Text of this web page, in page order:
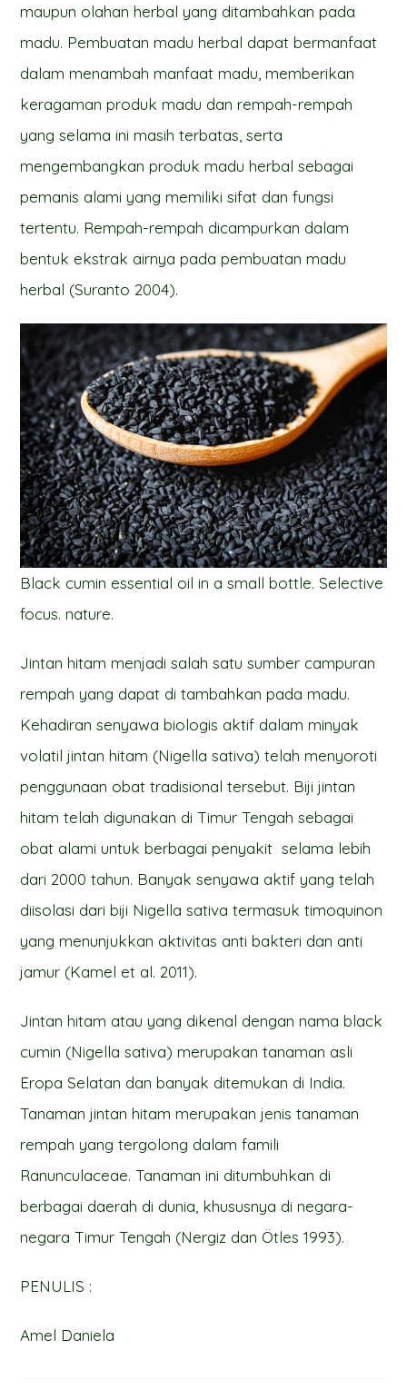
maupun olahan herbal yang ditambahkan pada
madu. Pembuatan madu herbal dapat bermanfaat
dalam menambah manfaat madu, memberikan
keragaman produk madu dan rempah-rempah
yang selama ini masih terbatas, serta
mengembangkan produk madu herbal sebagai
pemanis alami yang memiliki sifat dan fungsi
tertentu. Rempah-rempah dicampurkan dalam
bentuk ekstrak airnya pada pembuatan madu
herbal (Suranto 2004).
Black cumin essential oil in a small bottle. Selective
focus. nature.
Jintan hitam menjadi salah satu sumber campuran
rempah yang dapat di tambahkan pada madu.
Kehadiran senyawa biologis aktif dalam minyak
volatil jintan hitam (Nigella sativa) telah menyoroti
penggunaan obat tradisional tersebut. Biji jintan
hitam telah digunakan di Timur Tengah sebagai
obat alami untuk berbagai penyakit selama lebih
dari 2000 tahun. Banyak senyawa aktif yang telah
diisolasi dari biji Nigella sativa termasuk timoquinon
yang menunjukkan aktivitas anti bakteri dan anti
jamur (Kamel et al. 2011).
Jintan hitam atau yang dikenal dengan nama black
cumin (Nigella sativa) merupakan tanaman asli
Eropa Selatan dan banyak ditemukan di India.
Tanaman jintan hitam merupakan jenis tanaman
rempah yang tergolong dalam famili
Ranunculaceae. Tanaman ini ditumbuhkan di
berbagai daerah di dunia, khususnya di negara-
negara Timur Tengah (Nergiz dan Ötles 1993).
PENULIS :
Amel Daniela